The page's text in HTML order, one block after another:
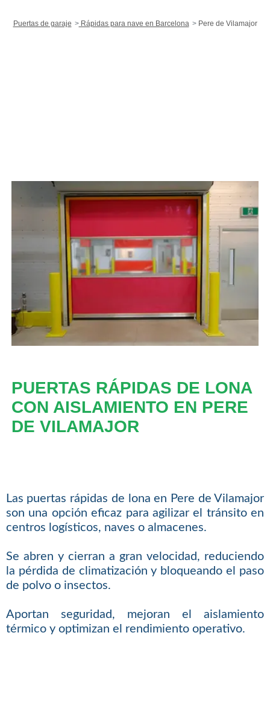
Puertas de garaje Rápidas para nave en Barcelona Pere de Vilamajor
PUERTAS RÁPIDAS DE LONA
CON AISLAMIENTO EN PERE
DE VILAMAJOR
Las puertas rápidas de lona en Pere de Vilamajor
son una opción eficaz para agilizar el tránsito en
centros logísticos, naves o almacenes.
Se abren y cierran a gran velocidad, reduciendo
la pérdida de climatización y bloqueando el paso
de polvo o insectos.
Aportan seguridad, mejoran el aislamiento
térmico y optimizan el rendimiento operativo.